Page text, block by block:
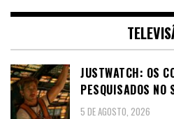
JUSTWATCH: OS
PESQUISADOS NO
5 DE AGOSTO, 2026